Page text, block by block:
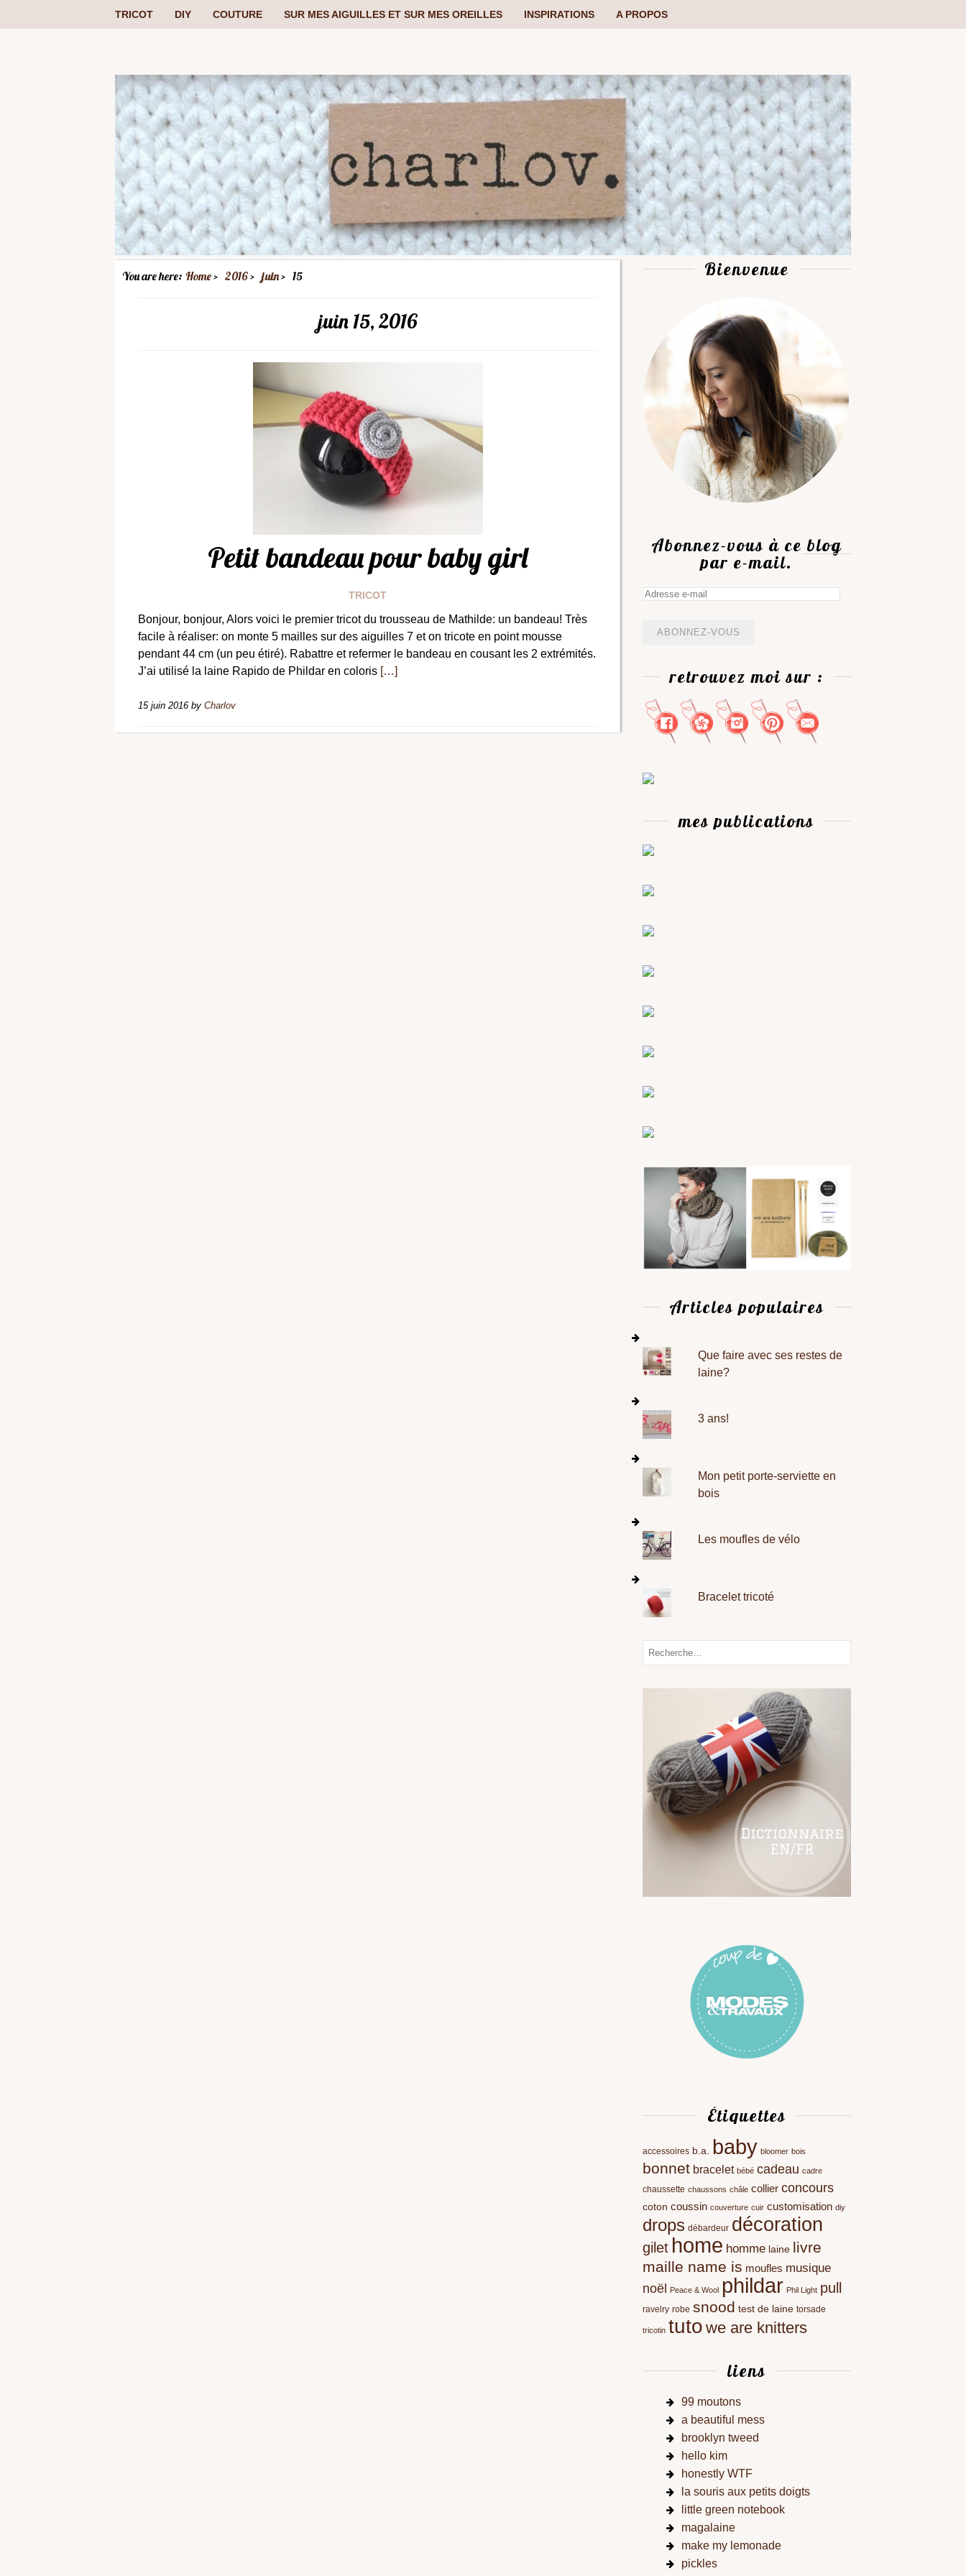
TRICOT DIY COUTURE SUR MES AIGUILLES ET SUR MES OREILLES INSPIRATIONS A PROPOS
You are here: Home 2016 juin 15
juin 15, 2016
Petit bandeau pour baby girl
TRICOT
Bonjour, bonjour, Alors voici le premier tricot du trousseau de Mathilde: un bandeau! Très
facile à réaliser: on monte 5 mailles sur des aiguilles 7 et on tricote en point mousse
pendant 44 cm (un peu étiré). Rabattre et refermer le bandeau en cousant les 2 extrémités.
J’ai utilisé la laine Rapido de Phildar en coloris […]
15 juin 2016 by Charlov
Bienvenue
Abonnez-vous à ce blog
par e-mail.
Adresse
mail
retrouvez moi sur :
mes publications
Articles populaires
Que faire avec ses restes de
laine?
3 ans!
Mon petit porte-serviette en
bois
Les moufles de vélo
Bracelet tricoté
Étiquettes
accessoires b.a. baby bloomer bois
bonnet bracelet bébé cadeau cadre
chaussette chaussons châle collier concours
coton coussin couverture cuir customisation diy
drops débardeur décoration
gilet home homme laine livre
maille name is moufles musique
noël Peace & Wool phildar Phil Light pull
ravelry robe snood test de laine torsade
tricotin tuto we are knitters
liens
99 moutons
a beautiful mess
brooklyn tweed
hello kim
honestly WTF
la souris aux petits doigts
little green notebook
magalaine
make my lemonade
pickles